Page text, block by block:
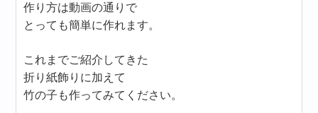
作り方は動画の通りで
とっても簡単に作れます。
これまでご紹介してきた
折り紙飾りに加えて
竹の子も作ってみてください。